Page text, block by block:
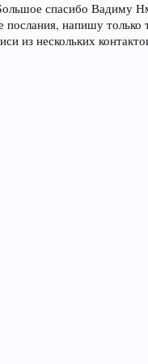
спасибо Вадиму
напишу
из нескольких